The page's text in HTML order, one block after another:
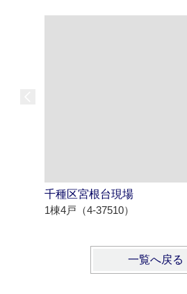
千種区宮根台現場
1棟4戸（4-37510）
一覧へ戻る